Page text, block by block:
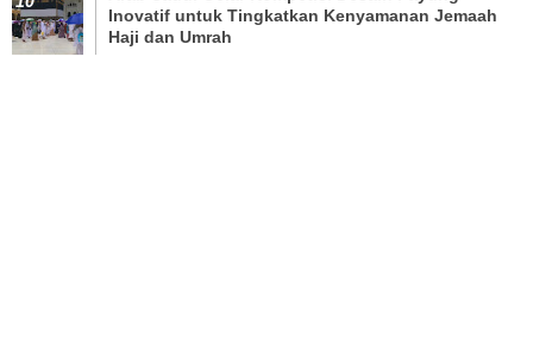
Inovatif untuk Tingkatkan Kenyamanan Jemaah
Haji dan Umrah